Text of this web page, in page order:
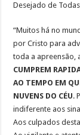
Desejado de
“Muitos há no
por Cristo para
toda a apreensão,
CUMPREM
AO TEMPO EM
NUVENS DO CÉU.
indiferente aos
Aos culpados